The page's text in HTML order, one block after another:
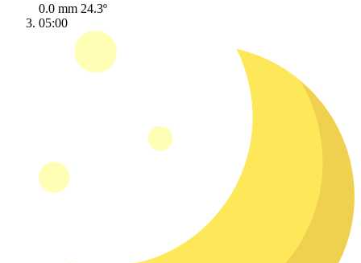
0.0 mm 24.3º
05:00